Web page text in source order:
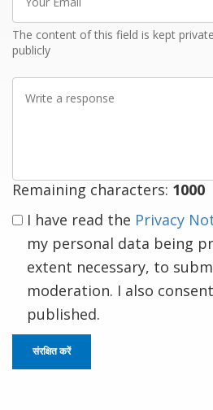
Email
The content of this field is kept
publicly
Remaining characters: 1000
I have read the Privacy
my personal data being
extent necessary, to
moderation. I also
published.
संरक्षित करें